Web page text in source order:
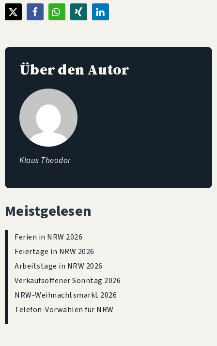
Über den Autor
Klaus Theodor
Meistgelesen
Ferien in NRW 2026
Feiertage in NRW 2026
Arbeitstage in NRW 2026
Verkaufsoffener Sonntag 2026
NRW-Weihnachtsmarkt 2026
Telefon-Vorwahlen für NRW